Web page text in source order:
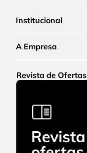
Institucional
A Empresa
Revista de Ofertas